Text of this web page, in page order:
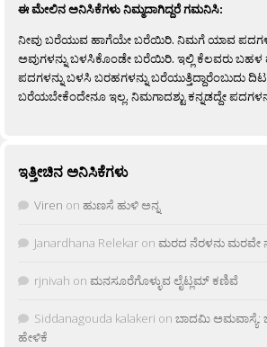
ಈ ಮೇಲಿನ ಅನಿಸಿಕೆಗಳು ನಿಮ್ಮದಾಗಿದ್ದರೆ ಗಮನಿಸಿ:
ನೀವು ಬರೆಯುವ ಹಾಗೆಯೇ ಬರೆಯಿರಿ. ನಿಮಗೆ ಯಾವ
ಅವುಗಳನ್ನು ಬಳಸಿಕೊಂಡೇ ಬರೆಯಿರಿ. ಇಲ್ಲಿ ಕೆಲವರು ಬಹಳ
ಪದಗಳನ್ನು ಬಳಸಿ ಬರಹಗಳನ್ನು ಬರೆಯುತ್ತಿದ್ದಾರೆಂಬುದು
ಬರೆಯಬೇಕೆಂದೇನೂ ಇಲ್ಲ. ನಿಮಗಾದಶ್ಟು ಕನ್ನಡದ್ದೇ
ಇತ್ತೀಚಿನ ಅನಿಸಿಕೆಗಳು
Viren on ಹುಣಸೆ ಹುಳಿ ಅನ್ನ
Janardhana Relekar on ಮರದ ನೆರಳನು ಮರವೇ
rjnivah on ಮನಸೂರೆಗೊಳ್ಳುವ ಲೈಟ್ಲಮ್ ಕಣಿವೆ
Siddanagouda kalakeri on ಬಾದಮಿ ಅಮವಾಸ್ಯೆ:
ಹೇಳಿಕೆ